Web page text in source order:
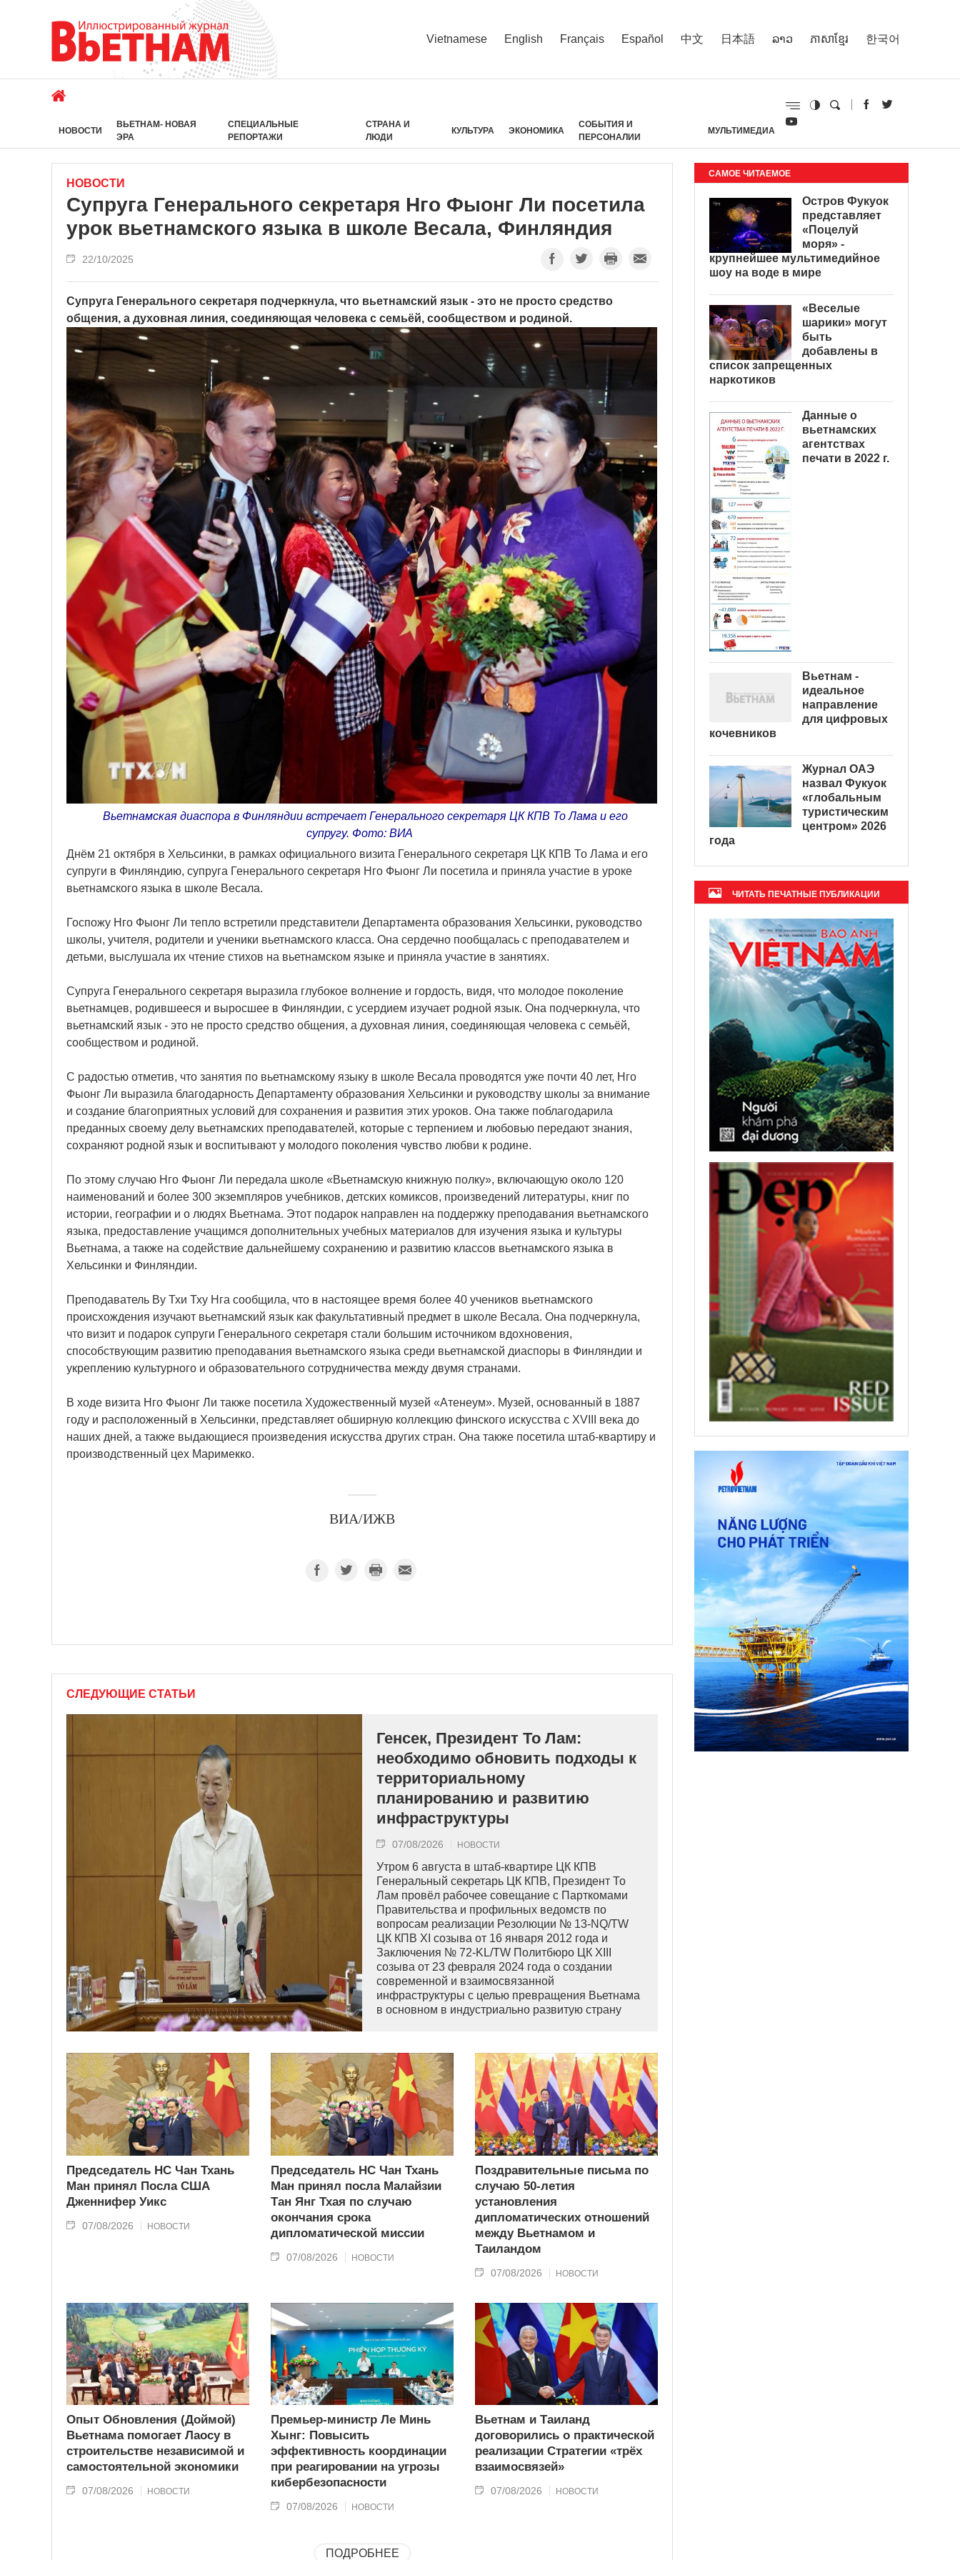
Vietnamese English Français Español 中文 日本語 ລາວ ភាសាខ្មែរ 한국어
НОВОСТИ
ВЬЕТНАМ- НОВАЯ
ЭРА
СПЕЦИАЛЬНЫЕ
РЕПОРТАЖИ
СТРАНА И
ЛЮДИ
КУЛЬТУРА ЭКОНОМИКА
СОБЫТИЯ И
ПЕРСОНАЛИИ
МУЛЬТИМЕДИА
НОВОСТИ
Супруга Генерального секретаря Нго Фыонг Ли посетила
урок вьетнамского языка в школе Весала, Финляндия
22/10/2025
Супруга Генерального секретаря подчеркнула, что вьетнамский язык - это не просто средство
общения, а духовная линия, соединяющая человека с семьёй, сообществом и родиной.
Вьетнамская диаспора в Финляндии встречает Генерального секретаря ЦК КПВ То Лама и его
супругу. Фото: ВИА
Днём 21 октября в Хельсинки, в рамках официального визита Генерального секретаря ЦК КПВ То Лама и его
супруги в Финляндию, супруга Генерального секретаря Нго Фыонг Ли посетила и приняла участие в уроке
вьетнамского языка в школе Весала.
Госпожу Нго Фыонг Ли тепло встретили представители Департамента образования Хельсинки, руководство
школы, учителя, родители и ученики вьетнамского класса. Она сердечно пообщалась с преподавателем и
детьми, выслушала их чтение стихов на вьетнамском языке и приняла участие в занятиях.
Супруга Генерального секретаря выразила глубокое волнение и гордость, видя, что молодое поколение
вьетнамцев, родившееся и выросшее в Финляндии, с усердием изучает родной язык. Она подчеркнула, что
вьетнамский язык - это не просто средство общения, а духовная линия, соединяющая человека с семьёй,
сообществом и родиной.
С радостью отметив, что занятия по вьетнамскому языку в школе Весала проводятся уже почти 40 лет, Нго
Фыонг Ли выразила благодарность Департаменту образования Хельсинки и руководству школы за внимание
и создание благоприятных условий для сохранения и развития этих уроков. Она также поблагодарила
преданных своему делу вьетнамских преподавателей, которые с терпением и любовью передают знания,
сохраняют родной язык и воспитывают у молодого поколения чувство любви к родине.
По этому случаю Нго Фыонг Ли передала школе «Вьетнамскую книжную полку», включающую около 120
наименований и более 300 экземпляров учебников, детских комиксов, произведений литературы, книг по
истории, географии и о людях Вьетнама. Этот подарок направлен на поддержку преподавания вьетнамского
языка, предоставление учащимся дополнительных учебных материалов для изучения языка и культуры
Вьетнама, а также на содействие дальнейшему сохранению и развитию классов вьетнамского языка в
Хельсинки и Финляндии.
Преподаватель Ву Тхи Тху Нга сообщила, что в настоящее время более 40 учеников вьетнамского
происхождения изучают вьетнамский язык как факультативный предмет в школе Весала. Она подчеркнула,
что визит и подарок супруги Генерального секретаря стали большим источником вдохновения,
способствующим развитию преподавания вьетнамского языка среди вьетнамской диаспоры в Финляндии и
укреплению культурного и образовательного сотрудничества между двумя странами.
В ходе визита Нго Фыонг Ли также посетила Художественный музей «Атенеум». Музей, основанный в 1887
году и расположенный в Хельсинки, представляет обширную коллекцию финского искусства с XVIII века до
наших дней, а также выдающиеся произведения искусства других стран. Она также посетила штаб-квартиру и
производственный цех Маримекко.
ВИА/ИЖВ
СЛЕДУЮЩИЕ СТАТЬИ
Генсек, Президент То Лам:
необходимо обновить подходы к
территориальному
планированию и развитию
инфраструктуры
07/08/2026 НОВОСТИ
Утром 6 августа в штаб-квартире ЦК КПВ
Генеральный секретарь ЦК КПВ, Президент То
Лам провёл рабочее совещание с Парткомами
Правительства и профильных ведомств по
вопросам реализации Резолюции № 13-NQ/TW
ЦК КПВ XI созыва от 16 января 2012 года и
Заключения № 72-KL/TW Политбюро ЦК XIII
созыва от 23 февраля 2024 года о создании
современной и взаимосвязанной
инфраструктуры с целью превращения Вьетнама
в основном в индустриально развитую страну
Председатель НС Чан Тхань
Ман принял Посла США
Дженнифер Уикс
07/08/2026 НОВОСТИ
Председатель НС Чан Тхань
Ман принял посла Малайзии
Тан Янг Тхая по случаю
окончания срока
дипломатической миссии
07/08/2026 НОВОСТИ
Поздравительные письма по
случаю 50-летия
установления
дипломатических отношений
между Вьетнамом и
Таиландом
07/08/2026 НОВОСТИ
Опыт Обновления (Доймой)
Вьетнама помогает Лаосу в
строительстве независимой и
самостоятельной экономики
07/08/2026 НОВОСТИ
Премьер-министр Ле Минь
Хынг: Повысить
эффективность координации
при реагировании на угрозы
кибербезопасности
07/08/2026 НОВОСТИ
Вьетнам и Таиланд
договорились о практической
реализации Стратегии «трёх
взаимосвязей»
07/08/2026 НОВОСТИ
ПОДРОБНЕЕ
САМОЕ ЧИТАЕМОЕ
Остров Фукуок
представляет
«Поцелуй
моря» -
крупнейшее мультимедийное
шоу на воде в мире
«Веселые
шарики» могут
быть
добавлены в
список запрещенных
наркотиков
Данные о
вьетнамских
агентствах
печати в 2022 г.
Вьетнам -
идеальное
направление
для цифровых
кочевников
Журнал ОАЭ
назвал Фукуок
«глобальным
туристическим
центром» 2026
года
ЧИТАТЬ ПЕЧАТНЫЕ ПУБЛИКАЦИИ